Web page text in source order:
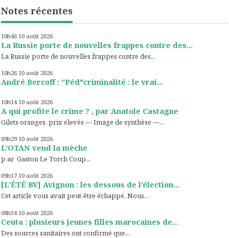
Notes récentes
10h46 10 août 2026
La Russie porte de nouvelles frappes contre des...
La Russie porte de nouvelles frappes contre des...
10h26 10 août 2026
André Bercoff : "Péd*criminalité : le vrai...
10h14 10 août 2026
A qui profite le crime ? , par Anatole Castagne
Gilets oranges, prix élevés — Image de synthèse —...
09h29 10 août 2026
L’OTAN vend la mèche
p ar Gaston Le Torch Coup...
09h17 10 août 2026
[L’ÉTÉ BV] Avignon : les dessous de l’élection...
Cet article vous avait peut-être échappé. Nous...
08h34 10 août 2026
Ceuta : plusieurs jeunes filles marocaines de...
Des sources sanitaires ont confirmé que...